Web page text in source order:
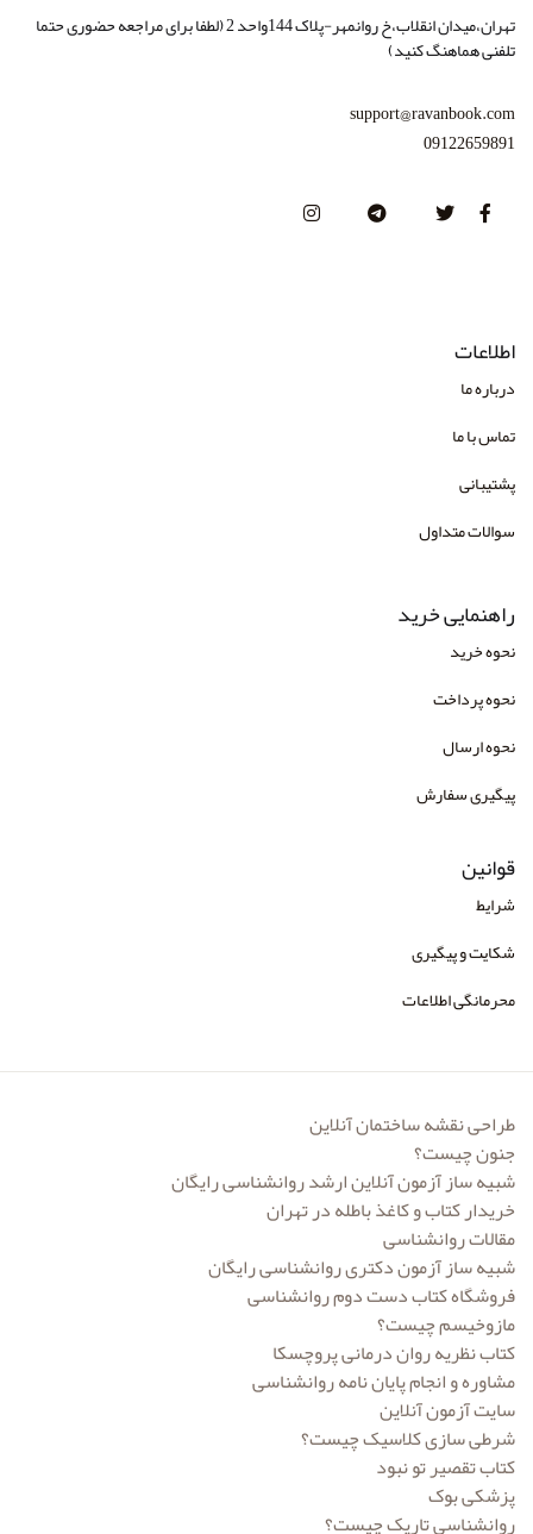
انتشارات ارسباران
انتشارات نشر نی
انتشارات امیرکبیر
انتشارات پژوهشگاه حوزه و دانشگاه
انتشارات دایره
انتشارات درسا
انتشارات دوران
انتشارات رابو
انتشارات راهین
انتشارات رسا
انتشارات رسا
انتشارات رشد و توسعه
انتشارات روان آموز
انتشارات روانشناسی و هنر
تهران،میدان انقلاب،خ روانمهر-پلاک 144واحد 2 (لطفا برای مراجعه حضوری حتما
تلفنی هماهنگ کنید)
support@ravanbook.com
09122659891
اطلاعات
درباره ما
تماس با ما
پشتیبانی
سوالات متداول
راهنمایی خرید
نحوه خرید
نحوه پرداخت
نحوه ارسال
پیگیری سفارش
قوانین
شرایط
شکایت و پیگیری
محرمانگی اطلاعات
طراحی نقشه ساختمان آنلاین
جنون چیست؟
شبیه ساز آزمون آنلاین ارشد روانشناسی رایگان
خریدار کتاب و کاغذ باطله در تهران
مقالات روانشناسی
شبیه ساز آزمون دکتری روانشناسی رایگان
فروشگاه کتاب دست دوم روانشناسی
مازوخیسم چیست؟
کتاب نظریه روان درمانی پروچسکا
مشاوره و انجام پایان نامه روانشناسی
سایت آزمون آنلاین
شرطی سازی کلاسیک چیست؟
کتاب تقصیر تو نبود
پزشکی بوک
روانشناسی تاریک چیست؟